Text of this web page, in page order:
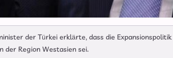
der Türkei erklärte, dass die
der Region Westasien sei.